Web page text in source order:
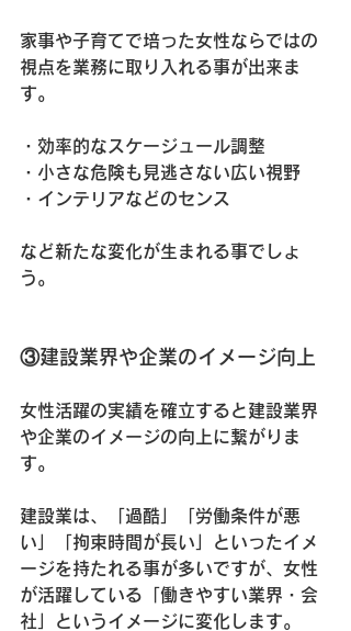
家事や子育てで培った女性ならではの
視点を業務に取り入れる事が出来ま
す。
・効率的なスケージュール調整
・小さな危険も見逃さない広い視野
・インテリアなどのセンス
など新たな変化が生まれる事でしょ
う。
③建設業界や企業のイメージ向上
女性活躍の実績を確立すると建設業界
や企業のイメージの向上に繋がりま
す。
建設業は、「過酷」「労働条件が悪
い」「拘束時間が長い」といったイメ
ージを持たれる事が多いですが、女性
が活躍している「働きやすい業界・会
社」というイメージに変化します。